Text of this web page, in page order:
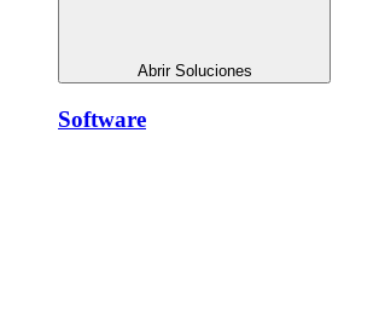
Abrir Soluciones
Software